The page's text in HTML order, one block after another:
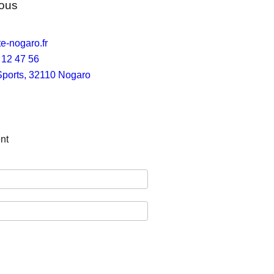
nogaro.fr
47 56
32110 Nogaro